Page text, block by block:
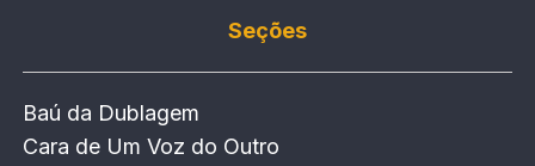
Seções
Baú da Dublagem
Cara de Um Voz do Outro